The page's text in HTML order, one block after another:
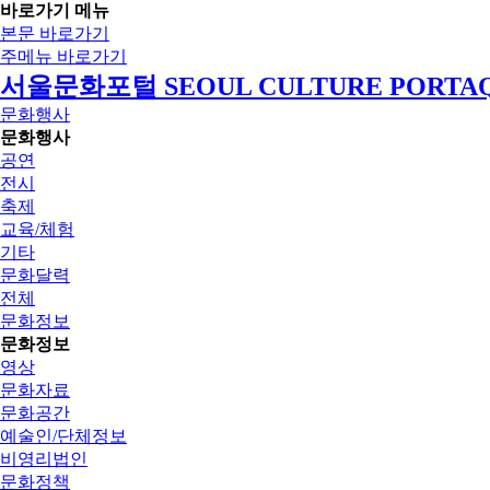
바로가기 메뉴
본문 바로가기
주메뉴 바로가기
서울문화포털 SEOUL CULTURE
문화행사
문화행사
공연
전시
축제
교육/체험
기타
문화달력
전체
문화정보
문화정보
영상
문화자료
문화공간
예술인/단체정보
비영리법인
문화정책